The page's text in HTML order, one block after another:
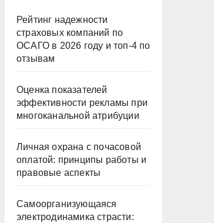
Рейтинг надежности
страховых компаний по
ОСАГО в 2026 году и топ-4 по
отзывам
Оценка показателей
эффективности рекламы при
многоканальной атрибуции
Личная охрана с почасовой
оплатой: принципы работы и
правовые аспекты
Самоорганизующаяся
электродинамика страсти: